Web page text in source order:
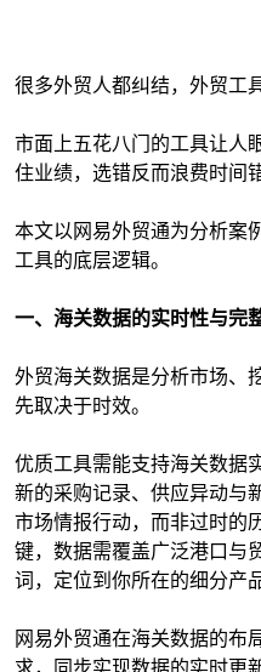
很多外贸人都纠结，外贸工
市面上五花八门的工具让人
住业绩，选错反而浪费时间
本文以网易外贸通为分析案
工具的底层逻辑。
一、海关数据的实时性与完
外贸海关数据是分析市场、
先取决于时效。
优质工具需能支持海关数据
新的采购记录、供应异动与
市场情报行动，而非过时的
键，数据需覆盖广泛港口与
词，定位到你所在的细分产
网易外贸通在海关数据的布
求，同步实现数据的实时更